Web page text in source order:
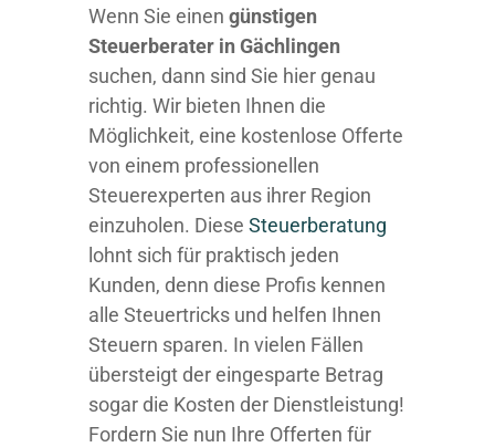
Wenn Sie einen günstigen
Steuerberater in Gächlingen
suchen, dann sind Sie hier genau
richtig. Wir bieten Ihnen die
Möglichkeit, eine kostenlose Offerte
von einem professionellen
Steuerexperten aus ihrer Region
einzuholen. Diese Steuerberatung
lohnt sich für praktisch jeden
Kunden, denn diese Profis kennen
alle Steuertricks und helfen Ihnen
Steuern sparen. In vielen Fällen
übersteigt der eingesparte Betrag
sogar die Kosten der Dienstleistung!
Fordern Sie nun Ihre Offerten für